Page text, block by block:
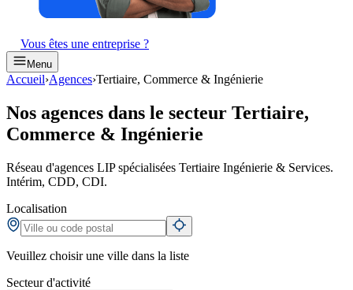
Vous êtes une entreprise ?
Menu
Accueil›Agences›Tertiaire, Commerce & Ingénierie
Nos agences dans le secteur Tertiaire,
Commerce & Ingénierie
Réseau d'agences LIP spécialisées Tertiaire Ingénierie & Services.
Intérim, CDD, CDI.
Localisation
Veuillez choisir une ville dans la liste
Secteur d'activité